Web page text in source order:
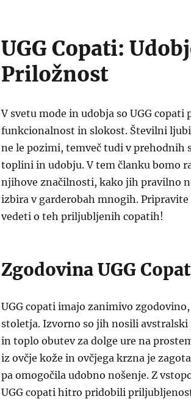
UGG Copati:
Priložnost
V svetu mode in udobja so UGG
funkcionalnost in slokost. Številni
ne le pozimi, temveč tudi v prehodnih
toplini in udobju. V tem članku bomo
njihove značilnosti, kako jih pravilno
izbira v garderobah mnogih.
vedeti o teh priljubljenih copatih!
Zgodovina UGG
UGG copati imajo zanimivo
stoletja. Izvorno so jih nosili
in toplo obutev za dolge ure na
iz ovčje kože in ovčjega krzna je
pa omogočila udobno nošenje. Z
UGG copati hitro pridobili